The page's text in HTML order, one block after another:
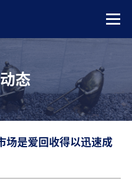
态
场是爱回收得以迅速成